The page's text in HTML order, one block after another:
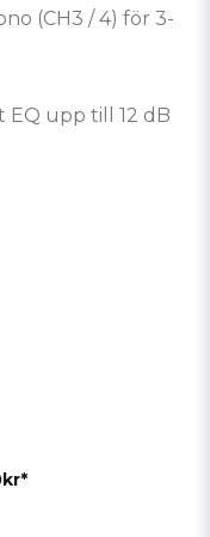
(CH3 / 4) för 3-
EQ upp till 12 dB